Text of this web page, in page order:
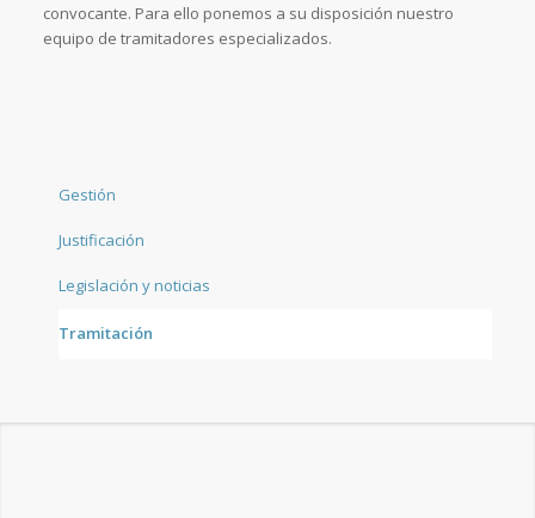
convocante. Para ello ponemos a su disposición nuestro
equipo de tramitadores especializados.
Gestión
Justificación
Legislación y noticias
Tramitación